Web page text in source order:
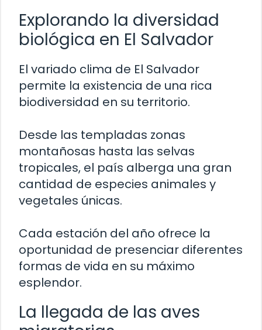
Explorando la diversidad
biológica en El Salvador
El variado clima de El Salvador
permite la existencia de una rica
biodiversidad en su territorio.
Desde las templadas zonas
montañosas hasta las selvas
tropicales, el país alberga una gran
cantidad de especies animales y
vegetales únicas.
Cada estación del año ofrece la
oportunidad de presenciar diferentes
formas de vida en su máximo
esplendor.
La llegada de las aves